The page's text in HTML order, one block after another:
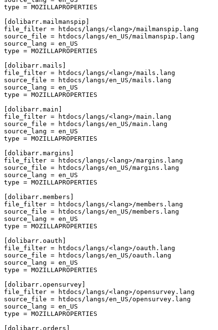
type = MOZILLAPROPERTIES
[dolibarr.mailmanspip]
file_filter =
htdocs/langs/<lang>/mailmanspip.lang
source_file =
htdocs/langs/en_US/mailmanspip.lang
source_lang = en_US
type = MOZILLAPROPERTIES
[dolibarr.mails]
file_filter =
htdocs/langs/<lang>/mails.lang
source_file =
htdocs/langs/en_US/mails.lang
source_lang = en_US
type = MOZILLAPROPERTIES
[dolibarr.main]
file_filter =
htdocs/langs/<lang>/main.lang
source_file =
htdocs/langs/en_US/main.lang
source_lang = en_US
type = MOZILLAPROPERTIES
[dolibarr.margins]
file_filter =
htdocs/langs/<lang>/margins.lang
source_file =
htdocs/langs/en_US/margins.lang
source_lang = en_US
type = MOZILLAPROPERTIES
[dolibarr.members]
file_filter =
htdocs/langs/<lang>/members.lang
source_file =
htdocs/langs/en_US/members.lang
source_lang = en_US
type = MOZILLAPROPERTIES
[dolibarr.oauth]
file_filter =
htdocs/langs/<lang>/oauth.lang
source_file =
htdocs/langs/en_US/oauth.lang
source_lang = en_US
type = MOZILLAPROPERTIES
[dolibarr.opensurvey]
file_filter =
htdocs/langs/<lang>/opensurvey.lang
source_file =
htdocs/langs/en_US/opensurvey.lang
source_lang = en_US
type = MOZILLAPROPERTIES
[dolibarr.orders]